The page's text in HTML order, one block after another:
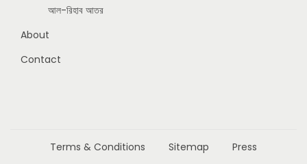
আল-রিহাব আতর
About
Contact
Terms & Conditions Sitemap Press